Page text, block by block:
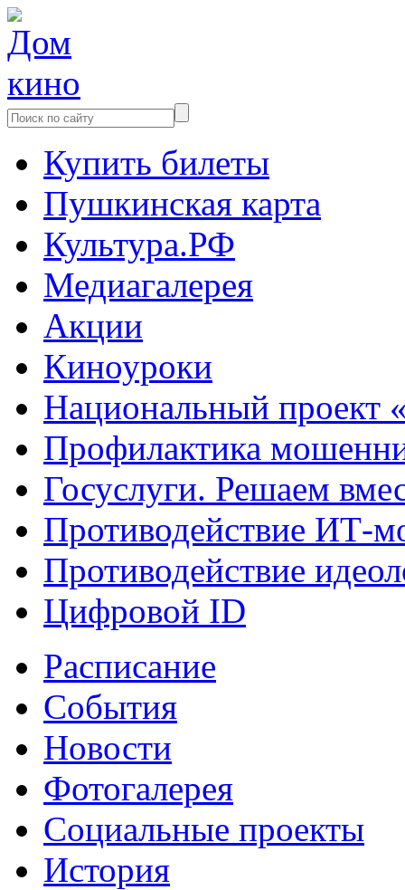
Купить билеты
Пушкинская карта
Культура.РФ
Медиагалерея
Акции
Киноуроки
Национальный проект
Профилактика
Госуслуги. Решаем
Противодействие ИТ-
Противодействие
Цифровой ID
Расписание
События
Новости
Фотогалерея
Социальные проекты
История